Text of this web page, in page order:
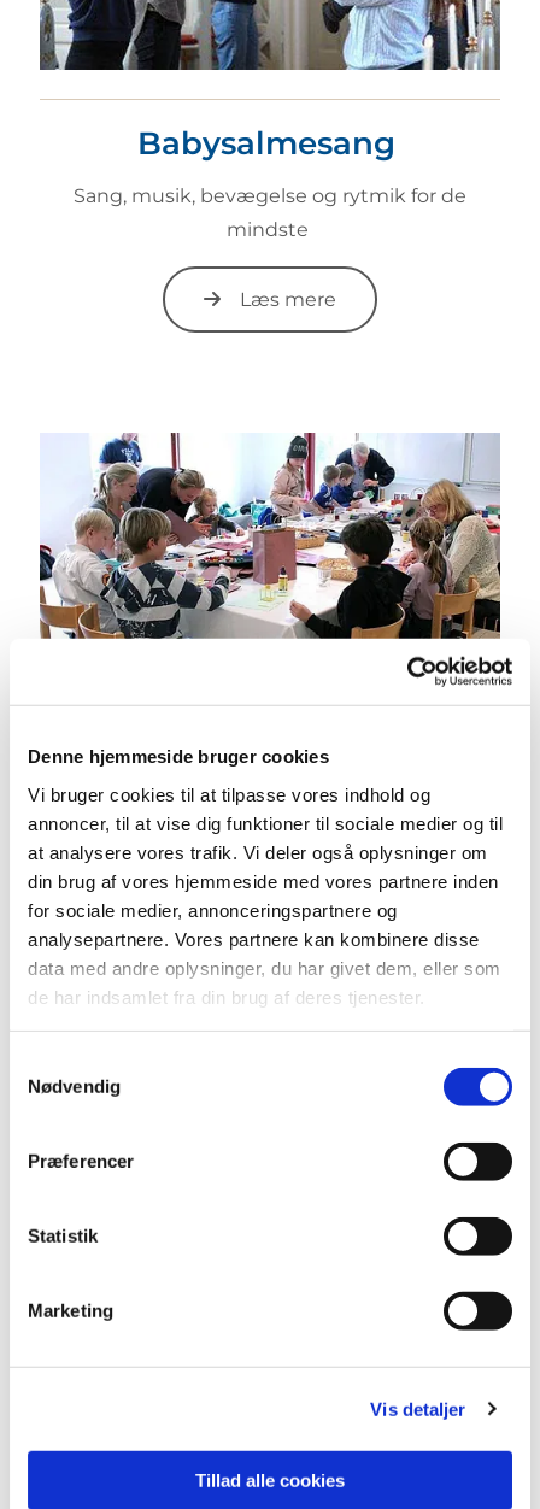
Denne hjemmeside bruger cookies
Vi bruger cookies til at tilpasse vores indhold og
annoncer, til at vise dig funktioner til sociale medier og til
at analysere vores trafik. Vi deler også oplysninger om
din brug af vores hjemmeside med vores partnere inden
for sociale medier, annonceringspartnere og
analysepartnere. Vores partnere kan kombinere disse
data med andre oplysninger, du har givet dem, eller som
de har indsamlet fra din brug af deres tjenester.
Nødvendig
Præferencer
Statistik
Marketing
Vis detaljer
Tillad alle cookies
Babysalmesang
Sang, musik, bevægelse og rytmik for de
mindste
Læs mere
Børn i sognegården
Kreative timer i sognegåden for de 3 - 8 årige.
Arrangementet 'Børn i Sognegården' holder
pause indtil videre
Læs mere
Børnekor